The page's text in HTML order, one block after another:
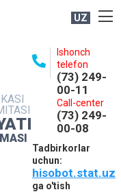
UZ
Ishonch
telefon
(73) 249-
00-11
Call-center
(73) 249-
00-08
Tadbirkorlar
uchun:
hisobot.stat.uz
ga o'tish